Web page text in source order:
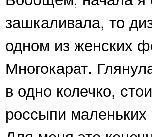
зашкаливала, то
одном из женских
Многокарат.
в одно колечко,
россыпи